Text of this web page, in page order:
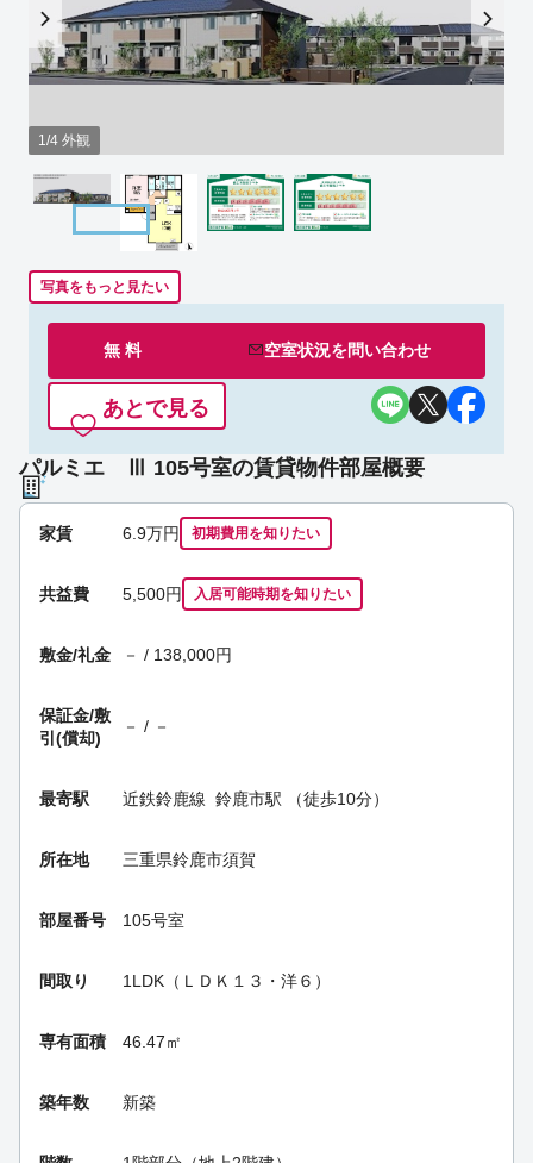
1/4 外観
写真をもっと見たい
無 料 空室状況を問い合わせ
あとで見る
パルミエ Ⅲ 105号室の賃貸物件部屋概要
家賃 6.9万円 初期費用を知りたい
共益費 5,500円 入居可能時期を知りたい
敷金/礼金 － / 138,000円
保証金/敷
引(償却)
－ / －
最寄駅 近鉄鈴鹿線 鈴鹿市駅 （徒歩10分）
所在地 三重県鈴鹿市須賀
部屋番号 105号室
間取り 1LDK（ＬＤＫ１３・洋６）
専有面積 46.47㎡
築年数 新築